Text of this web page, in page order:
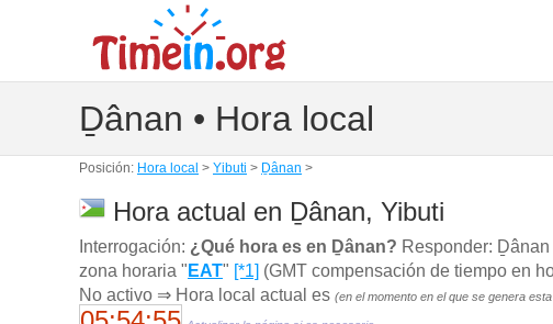
Ḏânan • Hora local
Posición: Hora local > Yibuti > Ḏânan >
Hora actual en Ḏânan, Yibuti
Interrogación: ¿Qué hora es en Ḏânan? Responder:
zona horaria " EAT" [*1] (GMT compensación de tiempo en
No activo ⇒ Hora local actual es (en el momento en el que se genera